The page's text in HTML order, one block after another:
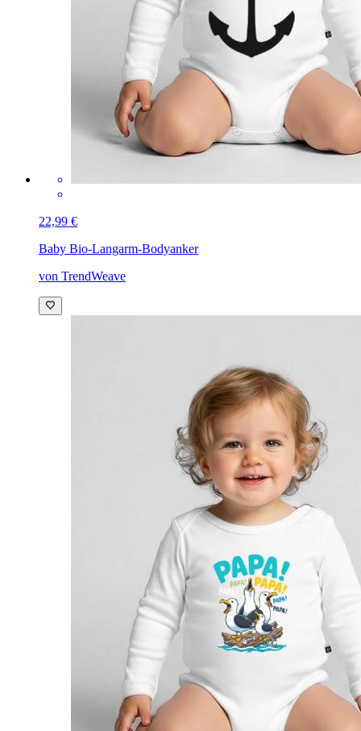
22,99 €
Baby Bio-Langarm-Bodyanker
von TrendWeave